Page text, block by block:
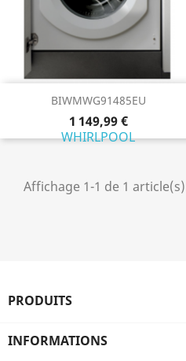
BIWMWG91485EU
1 149,99 €
WHIRLPOOL
Affichage 1-1 de 1 article(s)
PRODUITS
INFORMATIONS